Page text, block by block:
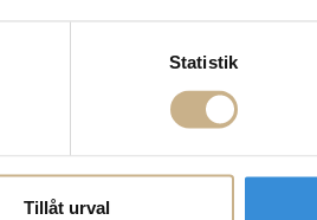
Statistik
Tillåt urval
POPULÄRA
Lexington
Louise Roe